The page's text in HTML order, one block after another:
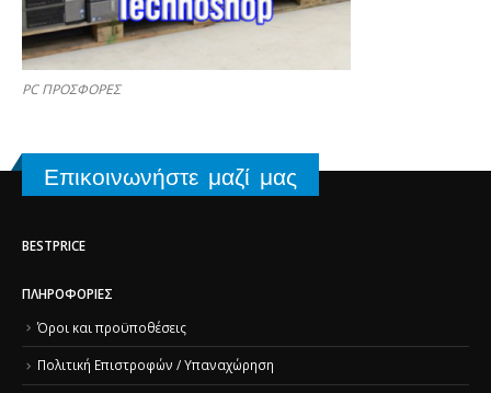
PC ΠΡΟΣΦΟΡΕΣ
Επικοινωνήστε μαζί μας
BESTPRICE
ΠΛΗΡΟΦΟΡΊΕΣ
Όροι και προϋποθέσεις
Πολιτική Επιστροφών / Υπαναχώρηση